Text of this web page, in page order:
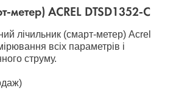
метер) ACREL DTSD1352-C
лічильник (смарт-метер) Acrel
всіх параметрів і
струму.